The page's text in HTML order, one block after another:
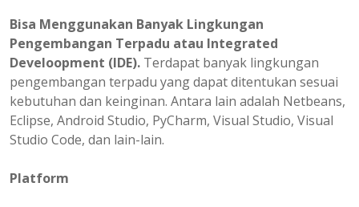
Bisa Menggunakan Banyak Lingkungan
Pengembangan Terpadu atau Integrated
Develoopment (IDE). Terdapat banyak lingkungan
pengembangan terpadu yang dapat ditentukan sesuai
kebutuhan dan keinginan. Antara lain adalah Netbeans,
Eclipse, Android Studio, PyCharm, Visual Studio, Visual
Studio Code, dan lain-lain.
Platform